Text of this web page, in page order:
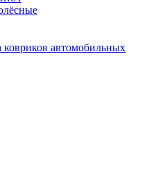
ковриков автомобильных